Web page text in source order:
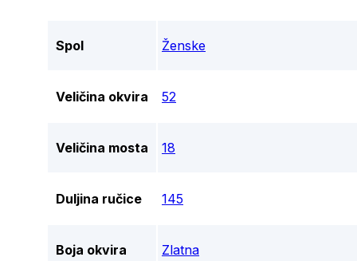
Spol Ženske
Veličina okvira 52
Veličina mosta 18
Duljina ručice 145
Boja okvira Zlatna